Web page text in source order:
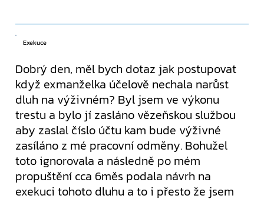
Exekuce
Dobrý den, měl bych dotaz jak postupovat
když exmanželka účelově nechala narůst
dluh na výživném? Byl jsem ve výkonu
trestu a bylo jí zasláno vězeňskou službou
aby zaslal číslo účtu kam bude výživné
zasíláno z mé pracovní odměny. Bohužel
toto ignorovala a následně po mém
propuštění cca 6měs podala návrh na
exekuci tohoto dluhu a to i přesto že jsem